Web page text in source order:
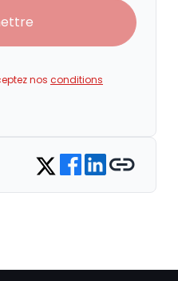
nos conditions
Share on Twitter
Share on Facebook
Share on LinkedIn
Copy link